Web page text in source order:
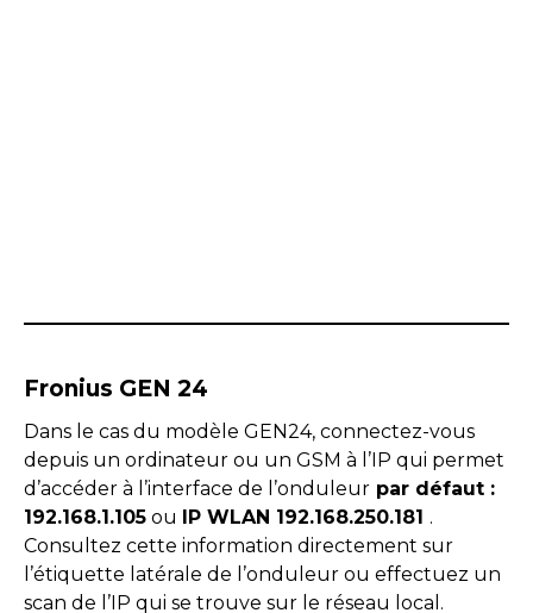
Fronius GEN 24
Dans le cas du modèle GEN24, connectez-vous
depuis un ordinateur ou un GSM à l’IP qui permet
d’accéder à l’interface de l’onduleur par défaut :
192.168.1.105 ou IP WLAN 192.168.250.181 .
Consultez cette information directement sur
l’étiquette latérale de l’onduleur ou effectuez un
scan de l’IP qui se trouve sur le réseau local.